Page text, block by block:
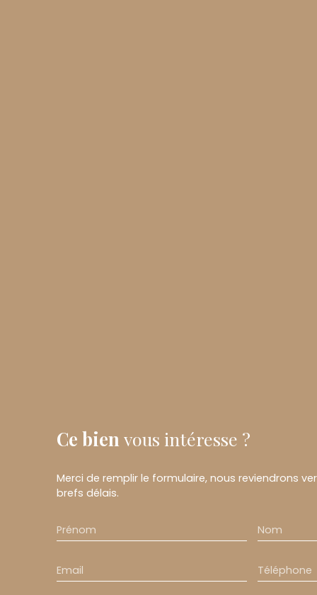
Ce bien vous intéresse ?
Merci de remplir le formulaire, nous reviendrons
brefs délais.
Prénom Nom
Email Téléphone